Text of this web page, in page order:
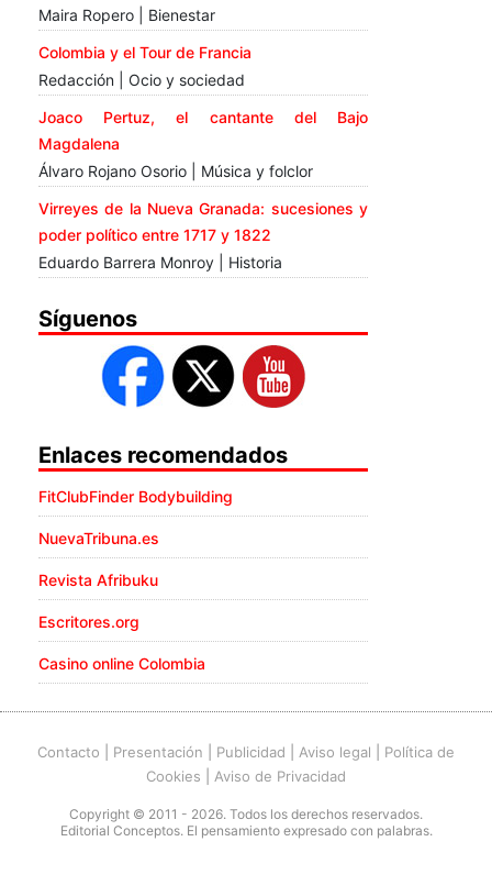
Maira Ropero | Bienestar
Colombia y el Tour de Francia
Redacción | Ocio y sociedad
Joaco Pertuz, el cantante del Bajo
Magdalena
Álvaro Rojano Osorio | Música y folclor
Virreyes de la Nueva Granada: sucesiones y
poder político entre 1717 y 1822
Eduardo Barrera Monroy | Historia
Síguenos
Enlaces recomendados
FitClubFinder Bodybuilding
NuevaTribuna.es
Revista Afribuku
Escritores.org
Casino online Colombia
Contacto Presentación Publicidad Aviso legal
Política de
Cookies
Aviso de Privacidad
Copyright © 2011 - 2026. Todos los derechos reservados.
Editorial Conceptos. El pensamiento expresado con palabras.